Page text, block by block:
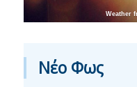
Weather
Νέο Φως